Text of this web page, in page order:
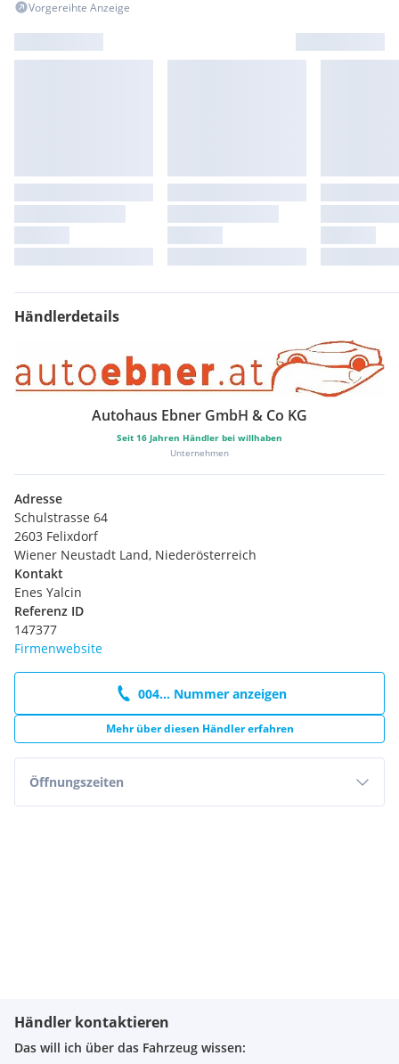
Türqriffe, einqebettet
Türverkleidung vorne mit Softtouch-Elementen
Ambiente Beleuchtung, Armaturenbrett und Fußraum
Vorgereihte Anzeige
Händlerdetails
Autohaus Ebner GmbH & Co KG
Seit 16 Jahren Händler bei willhaben
Unternehmen
Adresse
Schulstrasse 64
2603 Felixdorf
Wiener Neustadt Land, Niederösterreich
Kontakt
Enes Yalcin
Referenz ID
147377
Firmenwebsite
004... Nummer anzeigen
Mehr über diesen Händler erfahren
Öffnungszeiten
Händler kontaktieren
Das will ich über das Fahrzeug wissen: